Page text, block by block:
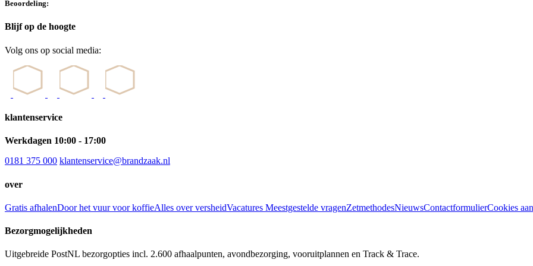
Beoordeling:
Blijf op de hoogte
Volg ons op social media:
klantenservice
Werkdagen 10:00 - 17:00
0181 375 000 klantenservice@brandzaak.nl
over
Gratis afhalenDoor het vuur voor koffieAlles over versheidVacatures Meestgestelde vragenZetmethodesNieuwsContactformulierCookies
Bezorgmogelijkheden
Uitgebreide PostNL bezorgopties incl. 2.600 afhaalpunten, avondbezorging, vooruitplannen en Track & Trace.